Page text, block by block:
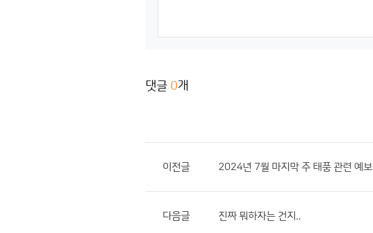
댓글 0개
이전글 2024년 7월 마지막 주 태풍 관련 예보
다음글 진짜 뭐하자는 건지..